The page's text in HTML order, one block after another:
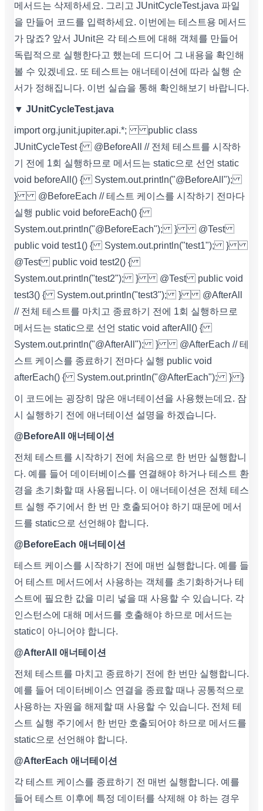
메서드는 삭제하세요. 그리고 JUnitCycleTest.java 파일
을 만들어 코드를 입력하세요. 이번에는 테스트용 메서드
가 많죠? 앞서 JUnit은 각 테스트에 대해 객체를 만들어
독립적으로 실행한다고 했는데 드디어 그 내용을 확인해
볼 수 있겠네요. 또 테스트는 애너테이션에 따라 실행 순
서가 정해집니다. 이번 실습을 통해 확인해보기 바랍니다.
▼ JUnitCycleTest.java
import org.junit.jupiter.api.*; public class
JUnitCycleTest { @BeforeAll // 전체 테스트를 시작하
기 전에 1회 실행하므로 메서드는 static으로 선언 static
void beforeAll() { System.out.println("@BeforeAll");
} @BeforeEach // 테스트 케이스를 시작하기 전마다
실행 public void beforeEach() {
System.out.println("@BeforeEach"); } @Test
public void test1() { System.out.println("test1"); }
@Test public void test2() {
System.out.println("test2"); } @Test public void
test3() { System.out.println("test3"); } @AfterAll
// 전체 테스트를 마치고 종료하기 전에 1회 실행하므로
메서드는 static으로 선언 static void afterAll() {
System.out.println("@AfterAll"); } @AfterEach // 테
스트 케이스를 종료하기 전마다 실행 public void
afterEach() { System.out.println("@AfterEach"); } }
이 코드에는 굉장히 많은 애너테이션을 사용했는데요. 잠
시 실행하기 전에 애너테이션 설명을 하겠습니다.
@BeforeAll 애너테이션
전체 테스트를 시작하기 전에 처음으로 한 번만 실행합니
다. 예를 들어 데이터베이스를 연결해야 하거나 테스트 환
경을 초기화할 때 사용됩니다. 이 애너테이션은 전체 테스
트 실행 주기에서 한 번 만 호출되어야 하기 때문에 메서
드를 static으로 선언해야 합니다.
@BeforeEach 애너테이션
테스트 케이스를 시작하기 전에 매번 실행합니다. 예를 들
어 테스트 메서드에서 사용하는 객체를 초기화하거나 테
스트에 필요한 값을 미리 넣을 때 사용할 수 있습니다. 각
인스턴스에 대해 메서드를 호출해야 하므로 메서드는
static이 아니어야 합니다.
@AfterAll 애너테이션
전체 테스트를 마치고 종료하기 전에 한 번만 실행합니다.
예를 들어 데이터베이스 연결을 종료할 때나 공통적으로
사용하는 자원을 해제할 때 사용할 수 있습니다. 전체 테
스트 실행 주기에서 한 번만 호출되어야 하므로 메서드를
static으로 선언해야 합니다.
@AfterEach 애너테이션
각 테스트 케이스를 종료하기 전 매번 실행합니다. 예를
들어 테스트 이후에 특정 데이터를 삭제해 야 하는 경우